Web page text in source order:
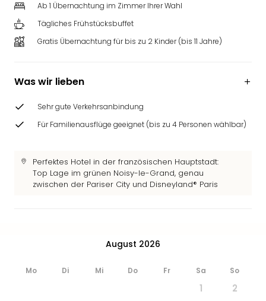
Ab 1 Übernachtung im Zimmer Ihrer Wahl
Tägliches Frühstücksbuffet
Gratis Übernachtung für bis zu 2 Kinder (bis 11 Jahre)
Was wir lieben
Sehr gute Verkehrsanbindung
Für Familienausflüge geeignet (bis zu 4 Personen wählbar)
Perfektes Hotel in der französischen Hauptstadt:
Top Lage im grünen Noisy-le-Grand, genau
zwischen der Pariser City und Disneyland® Paris
August 2026
Mo Di Mi Do Fr Sa So
1
2